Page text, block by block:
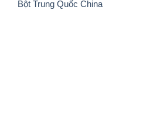
Bột Trung Quốc China